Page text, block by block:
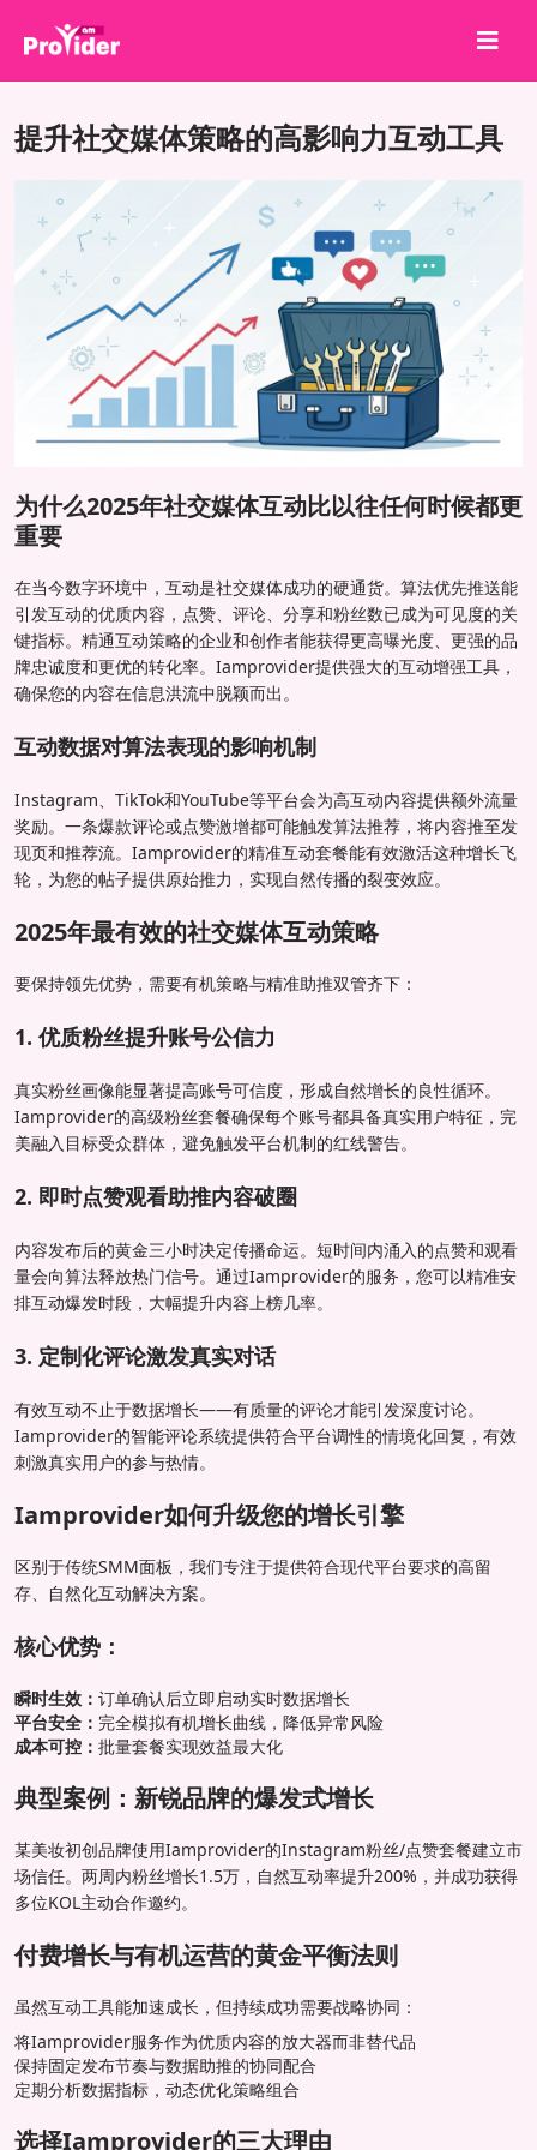
分享就能赢！
关于我们
登录
服务
API
提升社交媒体策略的高影响力互动工具
为什么2025年社交媒体互动比以往任何时候都更
重要
在当今数字环境中，互动是社交媒体成功的硬通货。算法优先推送能
引发互动的优质内容，点赞、评论、分享和粉丝数已成为可见度的关
键指标。精通互动策略的企业和创作者能获得更高曝光度、更强的品
牌忠诚度和更优的转化率。Iamprovider提供强大的互动增强工具，
确保您的内容在信息洪流中脱颖而出。
互动数据对算法表现的影响机制
Instagram、TikTok和YouTube等平台会为高互动内容提供额外流量
奖励。一条爆款评论或点赞激增都可能触发算法推荐，将内容推至发
现页和推荐流。Iamprovider的精准互动套餐能有效激活这种增长飞
轮，为您的帖子提供原始推力，实现自然传播的裂变效应。
2025年最有效的社交媒体互动策略
要保持领先优势，需要有机策略与精准助推双管齐下：
1. 优质粉丝提升账号公信力
真实粉丝画像能显著提高账号可信度，形成自然增长的良性循环。
Iamprovider的高级粉丝套餐确保每个账号都具备真实用户特征，完
美融入目标受众群体，避免触发平台机制的红线警告。
2. 即时点赞观看助推内容破圈
内容发布后的黄金三小时决定传播命运。短时间内涌入的点赞和观看
量会向算法释放热门信号。通过Iamprovider的服务，您可以精准安
排互动爆发时段，大幅提升内容上榜几率。
3. 定制化评论激发真实对话
有效互动不止于数据增长——有质量的评论才能引发深度讨论。
Iamprovider的智能评论系统提供符合平台调性的情境化回复，有效
刺激真实用户的参与热情。
Iamprovider如何升级您的增长引擎
区别于传统SMM面板，我们专注于提供符合现代平台要求的高留
存、自然化互动解决方案。
核心优势：
瞬时生效： 订单确认后立即启动实时数据增长
平台安全： 完全模拟有机增长曲线，降低异常风险
成本可控： 批量套餐实现效益最大化
典型案例：新锐品牌的爆发式增长
某美妆初创品牌使用Iamprovider的Instagram粉丝/点赞套餐建立市
场信任。两周内粉丝增长1.5万，自然互动率提升200%，并成功获得
多位KOL主动合作邀约。
付费增长与有机运营的黄金平衡法则
虽然互动工具能加速成长，但持续成功需要战略协同：
将Iamprovider服务作为优质内容的放大器而非替代品
保持固定发布节奏与数据助推的协同配合
定期分析数据指标，动态优化策略组合
选择Iamprovider的三大理由